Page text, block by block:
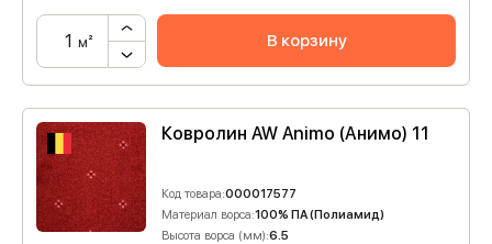
м² В корзину
Ковролин AW Animo (Анимо) 11
Код товара:000017577
Материал ворса:100% ПА (Полиамид)
Высота ворса (мм):6.5